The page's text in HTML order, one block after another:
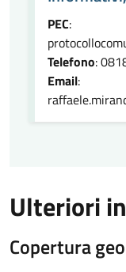
PEC:
Telefono:
Email:
Ulteriori
Copertura